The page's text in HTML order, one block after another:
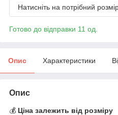
Натисніть на потрібний
Готово до відправки 11 од.
Опис Характеристики
Опис
💰 Ціна залежить від розміру